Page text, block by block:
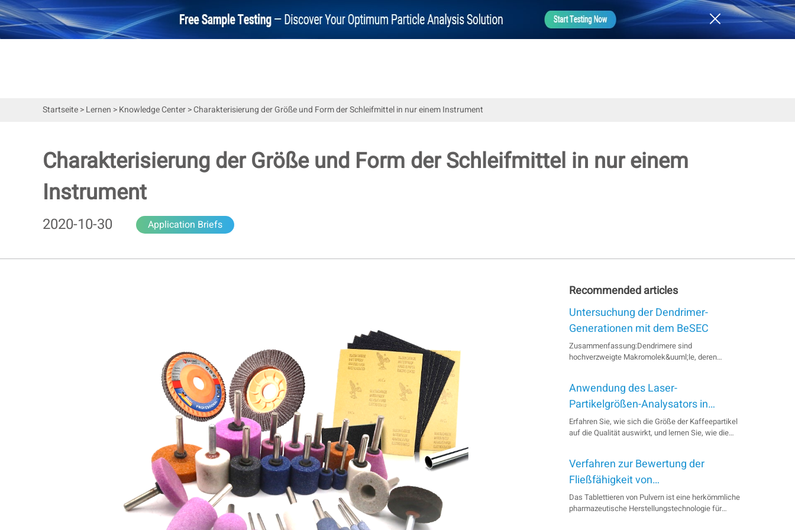
Startseite>Lernen >Knowledge Center>Charakterisierung der Größe und Form der Schleifmittel in nur einem Instrument
Charakterisierung der Größe und Form der Schleifmittel in nur einem
Instrument
2020-10-30 Application Briefs
Recommended articles
Untersuchung der Dendrimer-
Generationen mit dem BeSEC
Zusammenfassung:Dendrimere sind
hochverzweigte Makromolek&uuml;le, deren
f&uuml;hrt jedoch oft zu einer Untersch&auml;tzung
des Molekulargewichts bei herk&ouml;mmlicher
SEC-Kalibrierung. In dieser Studie wurde die ...
Anwendung des Laser-
Partikelgrößen-Analysators in
Kaffee
Erfahren Sie, wie sich die Größe der Kaffeepartikel
auf die Qualität auswirkt, und lernen Sie, wie die
Entwicklung von Geräten.
Verfahren zur Bewertung der
Fließfähigkeit von
pharmazeutischen Tablettenpulvern
Das Tablettieren von Pulvern ist eine herkömmliche
pharmazeutische Herstellungstechnologie für